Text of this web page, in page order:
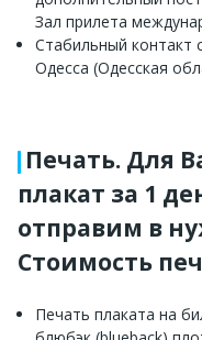
Зал прилета
Стабильный контакт
Одесса (Одесская
Печать. Для
плакат за 1
отправим в
Стоимость
Печать плаката на